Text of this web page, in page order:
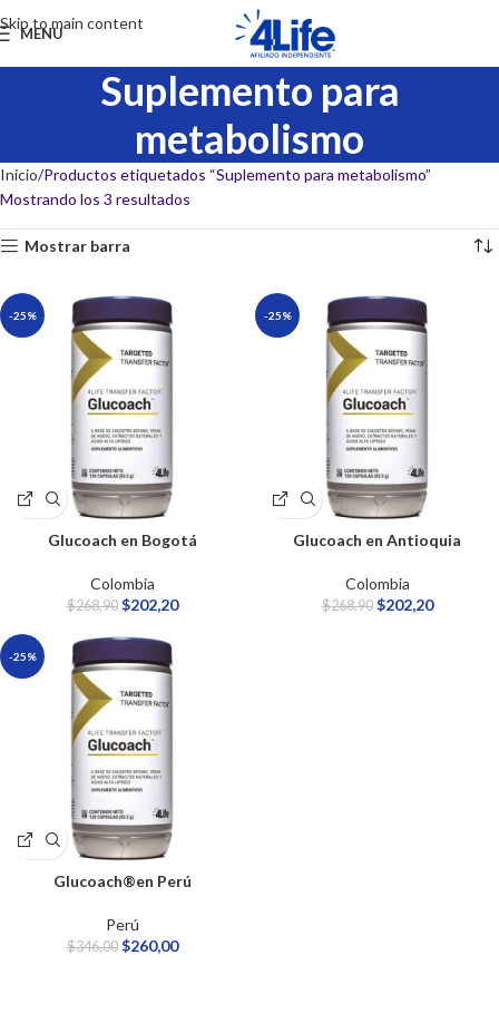
Skip to main content
MENU
Suplemento para
metabolismo
Inicio Productos etiquetados “Suplemento para metabolismo”
Mostrando los 3 resultados
Mostrar barra
-25%
Glucoach en Bogotá
Colombia
$268,90 $202,20
-25%
Glucoach en Antioquia
Colombia
$268,90 $202,20
-25%
Glucoach®en Perú
Perú
$346,00 $260,00